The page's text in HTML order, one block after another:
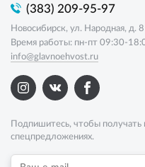
(383) 209-95-97
Новосибирск, ул. Народная, д. 8
Время работы: пн-пт 09:30-
info@glavnoehvost.ru
Подпишитесь, чтобы получать
спецпредложениях.